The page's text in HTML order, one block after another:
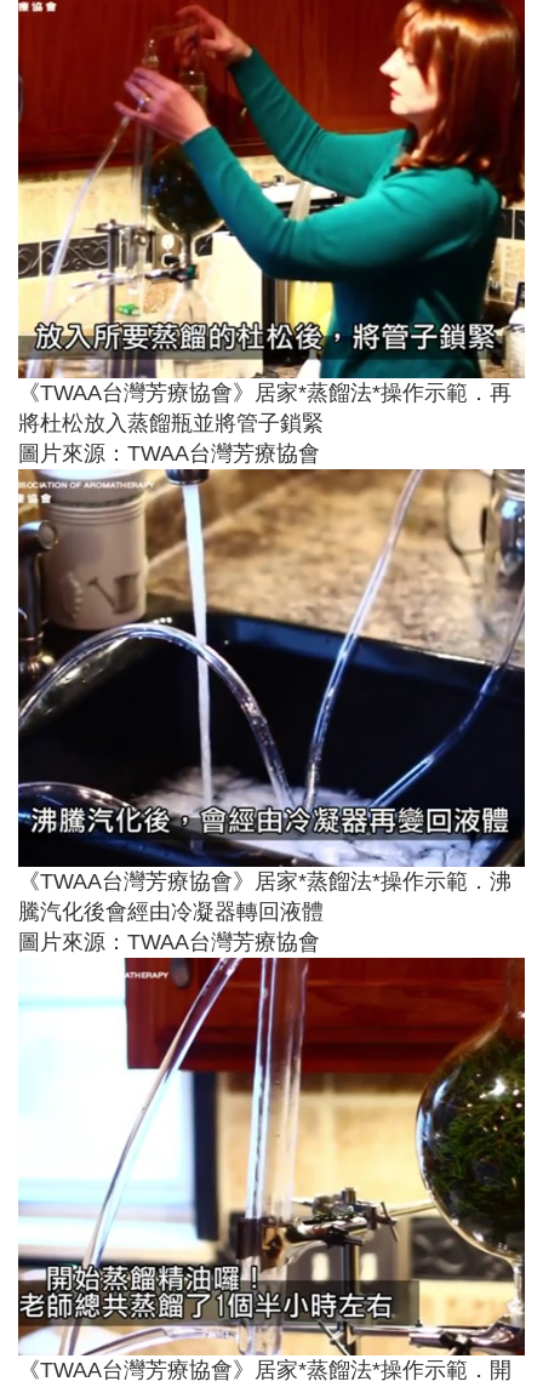
《TWAA台灣芳療協會》居家*蒸餾法*操作示範．再
將杜松放入蒸餾瓶並將管子鎖緊
圖片來源：TWAA台灣芳療協會
《TWAA台灣芳療協會》居家*蒸餾法*操作示範．沸
騰汽化後會經由冷凝器轉回液體
圖片來源：TWAA台灣芳療協會
《TWAA台灣芳療協會》居家*蒸餾法*操作示範．開